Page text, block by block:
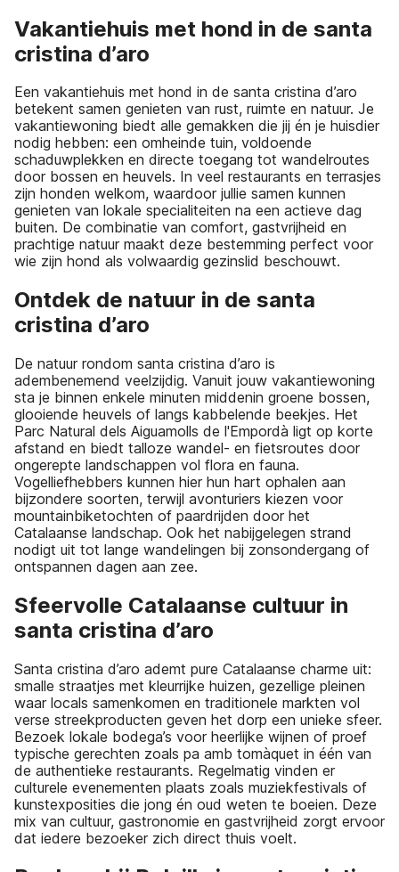
Vakantiehuis met hond in de santa
cristina d’aro
Een vakantiehuis met hond in de santa cristina d’aro
betekent samen genieten van rust, ruimte en natuur. Je
vakantiewoning biedt alle gemakken die jij én je huisdier
nodig hebben: een omheinde tuin, voldoende
schaduwplekken en directe toegang tot wandelroutes
door bossen en heuvels. In veel restaurants en terrasjes
zijn honden welkom, waardoor jullie samen kunnen
genieten van lokale specialiteiten na een actieve dag
buiten. De combinatie van comfort, gastvrijheid en
prachtige natuur maakt deze bestemming perfect voor
wie zijn hond als volwaardig gezinslid beschouwt.
Ontdek de natuur in de santa
cristina d’aro
De natuur rondom santa cristina d’aro is
adembenemend veelzijdig. Vanuit jouw vakantiewoning
sta je binnen enkele minuten middenin groene bossen,
glooiende heuvels of langs kabbelende beekjes. Het
Parc Natural dels Aiguamolls de l'Empordà ligt op korte
afstand en biedt talloze wandel- en fietsroutes door
ongerepte landschappen vol flora en fauna.
Vogelliefhebbers kunnen hier hun hart ophalen aan
bijzondere soorten, terwijl avonturiers kiezen voor
mountainbiketochten of paardrijden door het
Catalaanse landschap. Ook het nabijgelegen strand
nodigt uit tot lange wandelingen bij zonsondergang of
ontspannen dagen aan zee.
Sfeervolle Catalaanse cultuur in
santa cristina d’aro
Santa cristina d’aro ademt pure Catalaanse charme uit:
smalle straatjes met kleurrijke huizen, gezellige pleinen
waar locals samenkomen en traditionele markten vol
verse streekproducten geven het dorp een unieke sfeer.
Bezoek lokale bodega’s voor heerlijke wijnen of proef
typische gerechten zoals pa amb tomàquet in één van
de authentieke restaurants. Regelmatig vinden er
culturele evenementen plaats zoals muziekfestivals of
kunstexposities die jong én oud weten te boeien. Deze
mix van cultuur, gastronomie en gastvrijheid zorgt ervoor
dat iedere bezoeker zich direct thuis voelt.